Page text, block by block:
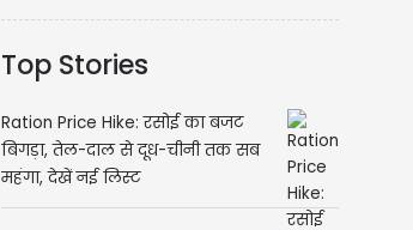
Top Stories
Ration Price Hike: रसोई का बजट
बिगड़ा, तेल-दाल से दूध-चीनी तक सब
महंगा, देखें नई लिस्ट